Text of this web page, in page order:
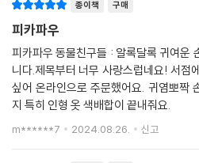
맛 칼럼니스트로 활동하는 판다 롤라, 달
좋아해 이미 영문학, 로봇공학, 정보과학,
새로운 학문에 도전하는 치타 로사 등 인
들에도 귀 기울여 보세요. 각자가 품고
살아 있는 친구처럼 느껴집니다.
종이책 구매
피카파우
피카파우 동물친구들 : 알록달록 귀여운
니다.제목부터 너무 사랑스럽네요! 서점
싶어 온라인으로 주문했어요. 귀염뽀짝
지 특히 인형 옷 색배합이 끝내줘요.
m******7 2024.08.26. 신고